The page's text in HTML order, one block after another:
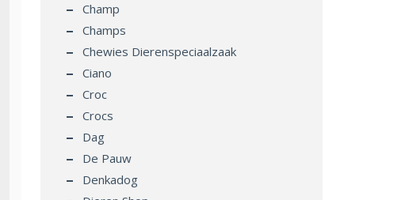
Champ
Champs
Chewies Dierenspeciaalzaak
Ciano
Croc
Crocs
Dag
De Pauw
Denkadog